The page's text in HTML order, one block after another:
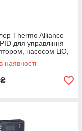
Thermo Alliance
для управління
насосом ЦО,
термостатом
наявності
₴